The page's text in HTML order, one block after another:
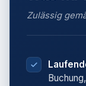
Zulässig